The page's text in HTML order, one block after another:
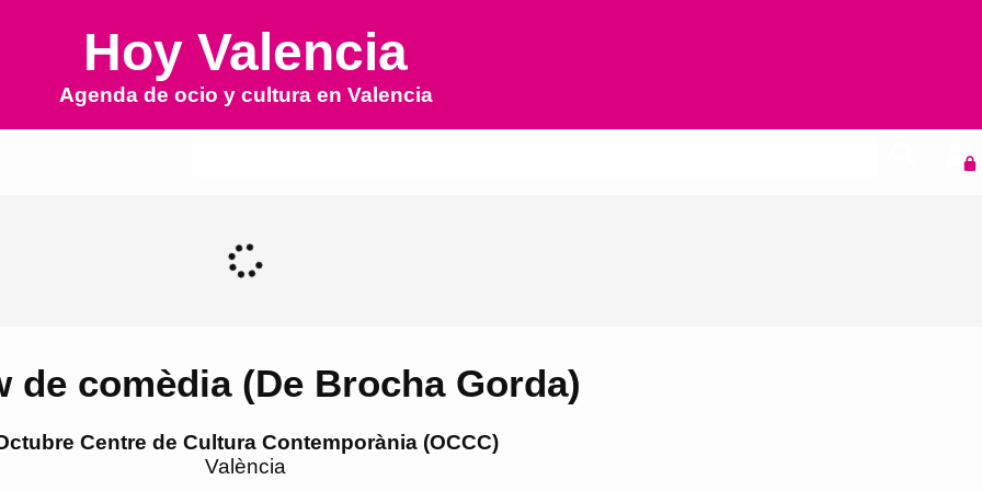
Hoy Valencia
Agenda de ocio y cultura en Valencia
de comèdia (De Brocha Gorda)
Centre de Cultura Contemporània (OCCC)
València